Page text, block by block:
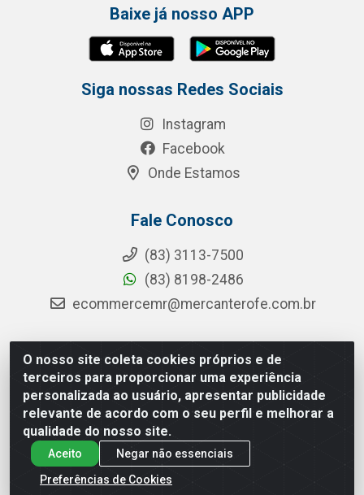
O nosso site coleta cookies próprios e de
terceiros para proporcionar uma experiência
personalizada ao usuário, apresentar publicidade
relevante de acordo com o seu perfil e melhorar a
qualidade do nosso site.
Aceito
Negar não essenciais
Preferências de Cookies
Baixe já nosso APP
Siga nossas Redes Sociais
Instagram
Facebook
Onde Estamos
Fale Conosco
(83) 3113-7500
(83) 8198-2486
ecommercemr@mercanterofe.com.br
MR Distribuidora - Rua Hortêncio Ribeiro de Luna, 3777 -
Distrito Industrial, João Pessoa/PB - CEP 58081-400 -
CNPJ 35.428.312/0001-85